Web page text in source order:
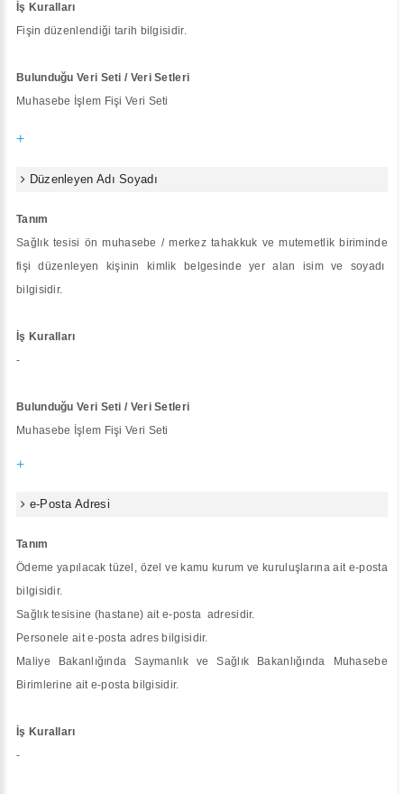
İş Kuralları
Fişin düzenlendiği tarih bilgisidir.
Bulunduğu Veri Seti / Veri Setleri
Muhasebe İşlem Fişi Veri Seti
+
Düzenleyen Adı Soyadı
Tanım
Sağlık tesisi ön muhasebe / merkez tahakkuk ve mutemetlik biriminde
fişi düzenleyen kişinin kimlik belgesinde yer alan isim ve soyadı
bilgisidir.
İş Kuralları
-
Bulunduğu Veri Seti / Veri Setleri
Muhasebe İşlem Fişi Veri Seti
+
e-Posta Adresi
Tanım
Ödeme yapılacak tüzel, özel ve kamu kurum ve kuruluşlarına ait e-posta
bilgisidir.
Sağlık tesisine (hastane) ait e-posta adresidir.
Personele ait e-posta adres bilgisidir.
Maliye Bakanlığında Saymanlık ve Sağlık Bakanlığında Muhasebe
Birimlerine ait e-posta bilgisidir.
İş Kuralları
-